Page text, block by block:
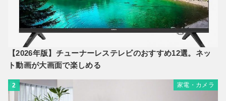
【2026年版】チューナーレステレビのおすすめ12選。ネッ
ト動画が大画面で楽しめる
2 家電・カメラ